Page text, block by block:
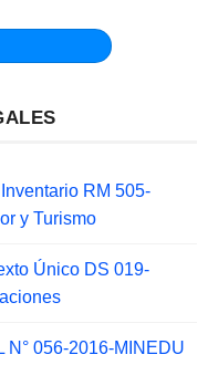
RM 505-
y Turismo
Único DS 019-
N° 056-2016-MINEDU